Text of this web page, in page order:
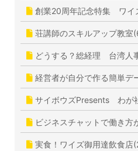
創業20周年記念特集 ワイ
荘講師のスキルアップ教室
どうする？総経理 台湾人
経営者が自分で作る簡単デ
サイボウズPresents わが
ビジネスチャットで働き
実食！ワイズ御用達飲食店